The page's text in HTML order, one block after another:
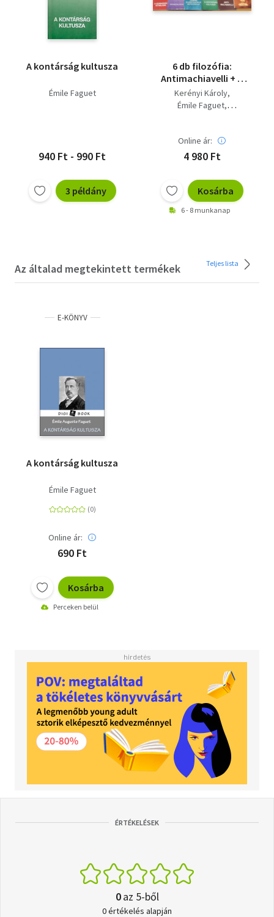
A kontárság kultusza
Émile Faguet
940 Ft - 990 Ft
3 példány
6 db filozófia:
Antimachiavelli + A
kontárság kultusza +
A szabadság hitvallása
metafizikája +
Pseudo-antisthenés:
Beszélgetések a
Vigasztalások
Kerényi Károly
Émile Faguet
Heller Ágnes
Benedetto Croce
Online ár:
4 980 Ft
Kosárba
6 - 8 munkanap
Az általad megtekintett termékek Teljes lista
E-KÖNYV
A kontárság kultusza
Émile Faguet
Online ár:
690 Ft
Kosárba
Perceken belül
ÉRTÉKELÉSEK
0az 5-ből
0 értékelés alapján